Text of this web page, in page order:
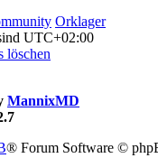
Orklager
UTC+02:00
löschen
MannixMD
® Forum Software ©